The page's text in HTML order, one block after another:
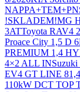
!SKLADEM!MG
3ATToyota RAV4
Proace City 1,5 D
PREMIUM 1,4
4×2 ALL IN
EV4 GT LINE
110kW DCT TOP